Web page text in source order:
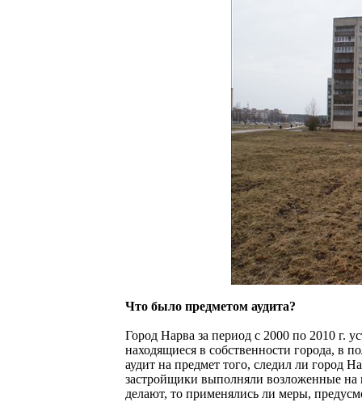
Что было предметом аудита?
Город Нарва за период с 2000 по 2010 г.
находящиеся в собственности города, в
аудит на предмет того, следил ли город
застройщики выполняли возложенные на
делают, то применялись ли меры,